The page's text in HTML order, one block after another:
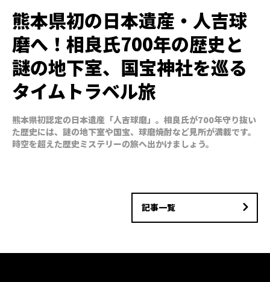
熊本県初の日本遺産・人吉球
磨へ！相良氏700年の歴史と
謎の地下室、国宝神社を巡る
タイムトラベル旅
熊本県初認定の日本遺産「人吉球磨」。相良氏が700年守り抜い
た歴史には、謎の地下室や国宝、球磨焼酎など見所が満載です。
時空を超えた歴史ミステリーの旅へ出かけましょう。
記事一覧